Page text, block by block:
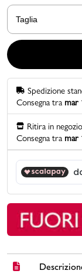
Promo &
contatti
Gift card
Taglia
Spedizione
Consegna tra mar
Ritira in negozio
Consegna tra mar